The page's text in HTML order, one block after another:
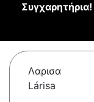
Συγχαρητήρια!
Λαρισα
Lárisa